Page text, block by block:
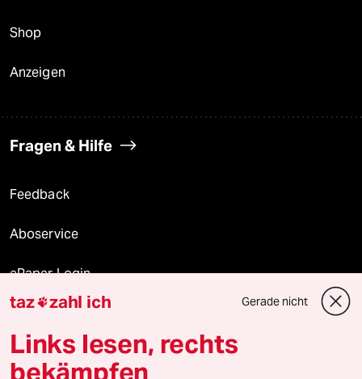
Shop
Anzeigen
Fragen & Hilfe
Feedback
Aboservice
ePaper Login
Downloads für Abonnierende
taz zahl ich Gerade nicht
Links lesen, rechts
bekämpfen